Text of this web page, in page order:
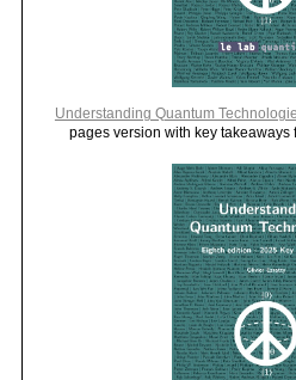
Understanding Quantum
pages version with key takeaways